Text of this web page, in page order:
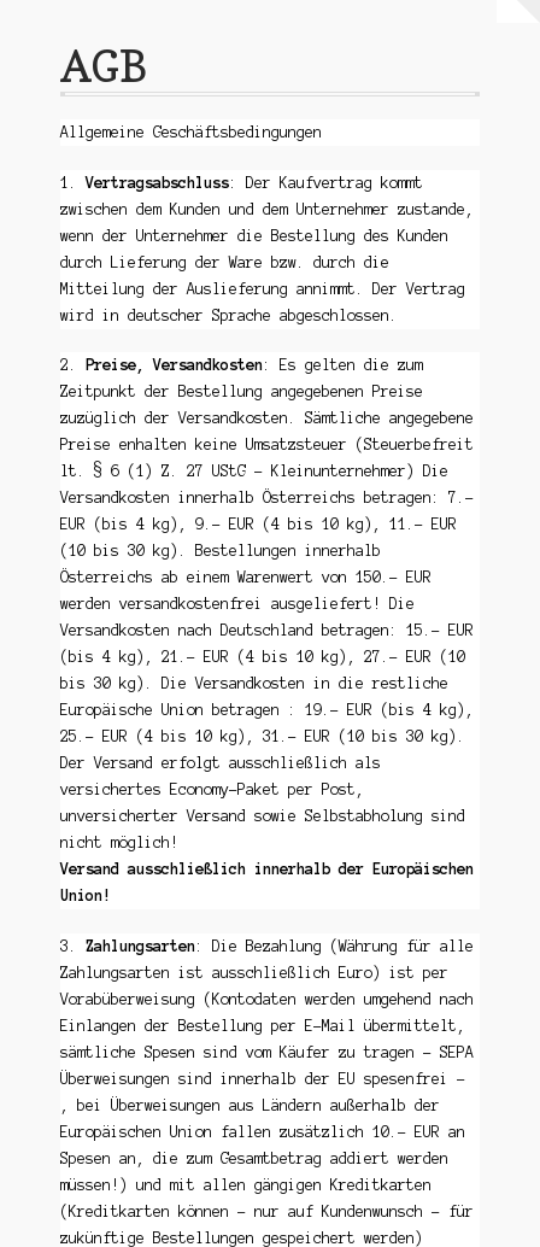
Warenkorb
Mein Konto
AGB
Allgemeine Geschäftsbedingungen
1.Vertragsabschluss: Der Kaufvertrag kommt
zwischen dem Kunden und dem Unternehmer zustande,
wenn der Unternehmer die Bestellung des Kunden
durch Lieferung der Ware bzw. durch die
Mitteilung der Auslieferung annimmt. Der Vertrag
wird in deutscher Sprache abgeschlossen.
2. Preise, Versandkosten: Es gelten die zum
Zeitpunkt der Bestellung angegebenen Preise
zuzüglich der Versandkosten. Sämtliche angegebene
Preise enhalten keine Umsatzsteuer (Steuerbefreit
lt. § 6 (1) Z. 27 UStG – Kleinunternehmer) Die
Versandkosten innerhalb Österreichs betragen: 7.-
EUR (bis 4 kg), 9.- EUR (4 bis 10 kg), 11.- EUR
(10 bis 30 kg). Bestellungen innerhalb
Österreichs ab einem Warenwert von 150.- EUR
werden versandkostenfrei ausgeliefert! Die
Versandkosten nach Deutschland betragen: 15.- EUR
(bis 4 kg), 21.- EUR (4 bis 10 kg), 27.- EUR (10
bis 30 kg). Die Versandkosten in die restliche
Europäische Union betragen : 19.- EUR (bis 4 kg),
25.- EUR (4 bis 10 kg), 31.- EUR (10 bis 30 kg).
Der Versand erfolgt ausschließlich als
versichertes Economy-Paket per Post,
unversicherter Versand sowie Selbstabholung sind
nicht möglich!
Versand ausschließlich innerhalb der Europäischen
Union!
3. Zahlungsarten: Die Bezahlung (Währung für alle
Zahlungsarten ist ausschließlich Euro) ist per
Vorabüberweisung (Kontodaten werden umgehend nach
Einlangen der Bestellung per E-Mail übermittelt,
sämtliche Spesen sind vom Käufer zu tragen – SEPA
Überweisungen sind innerhalb der EU spesenfrei –
, bei Überweisungen aus Ländern außerhalb der
Europäischen Union fallen zusätzlich 10.- EUR an
Spesen an, die zum Gesamtbetrag addiert werden
müssen!) und mit allen gängigen Kreditkarten
(Kreditkarten können – nur auf Kundenwunsch – für
zukünftige Bestellungen gespeichert werden)